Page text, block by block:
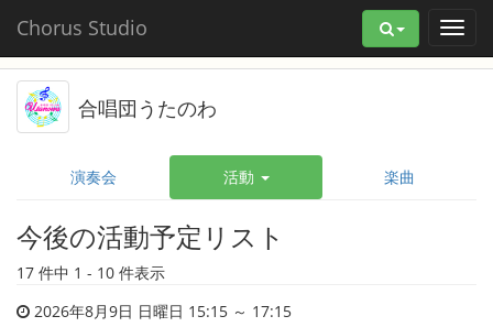
Chorus Studio
合唱団うたのわ
演奏会 活動 楽曲
今後の活動予定リスト
17 件中 1 - 10 件表示
2026年8月9日 日曜日 15:15 ～ 17:15